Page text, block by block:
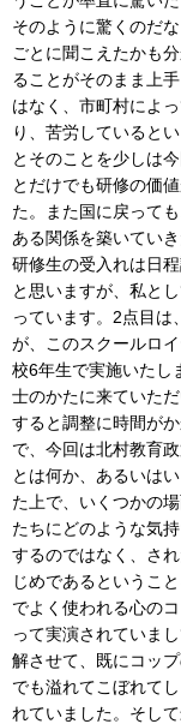
そのように驚くのだ
ごとに聞こえたかも
ることがそのまま上
はなく、市町村によ
り、苦労していると
とそのことを少しは
とだけでも研修の価
た。また国に戻って
ある関係を築いてい
研修生の受入れは日
と思いますが、私と
っています。2点目は
が、このスクールロ
校6年生で実施いたし
士のかたに来ていた
すると調整に時間が
で、今回は北村教育
とは何か、あるいは
た上で、いくつかの
たちにどのような気
するのではなく、さ
じめであるというこ
でよく使われる心の
って実演されていま
解させて、既にコッ
でも溢れてこぼれて
れていました。そし